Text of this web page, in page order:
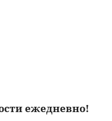
ежедневно!